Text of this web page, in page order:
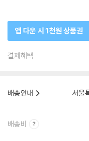
앱 다운 시 1천원 상품권
결제혜택
배송안내
서울
배송비